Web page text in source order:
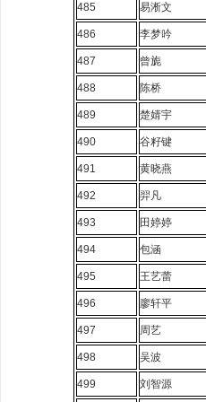
485 易淅文
486 李梦吟
487 曾旎
488 陈桥
489 楚婧宇
490 谷籽键
491 黄晓燕
492 羿凡
493 田婷婷
494 包涵
495 王艺蕾
496 廖轩平
497 周艺
498 吴波
499 刘智源